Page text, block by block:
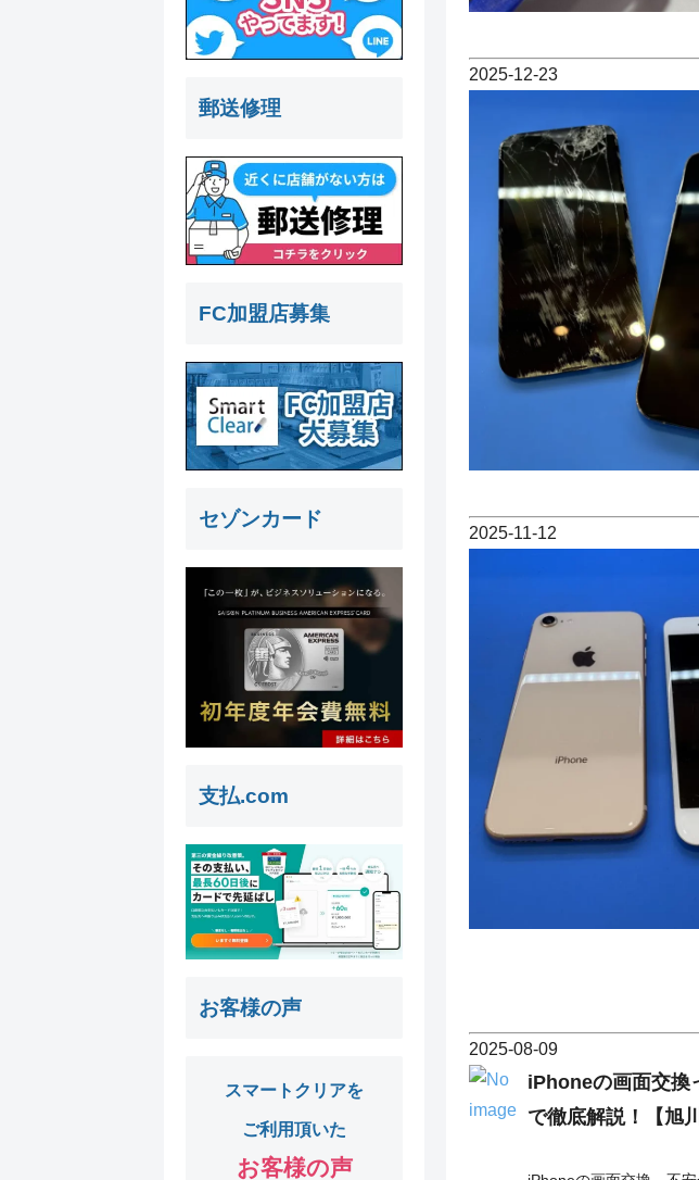
2025-12-23
2025-11-12
2025-08-09
iPhoneの画面交換
で徹底解説！【旭川
郵送修理
FC加盟店募集
セゾンカード
支払.com
お客様の声
スマートクリアを
ご利用頂いた
お客様の声